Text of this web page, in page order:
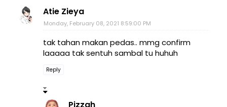
Atie Zieya
Monday, February 08, 2021 8:59:00 PM
tak tahan makan pedas.. mmg confirm
laaaaa tak sentuh sambal tu huhuh
Reply
Pizzah